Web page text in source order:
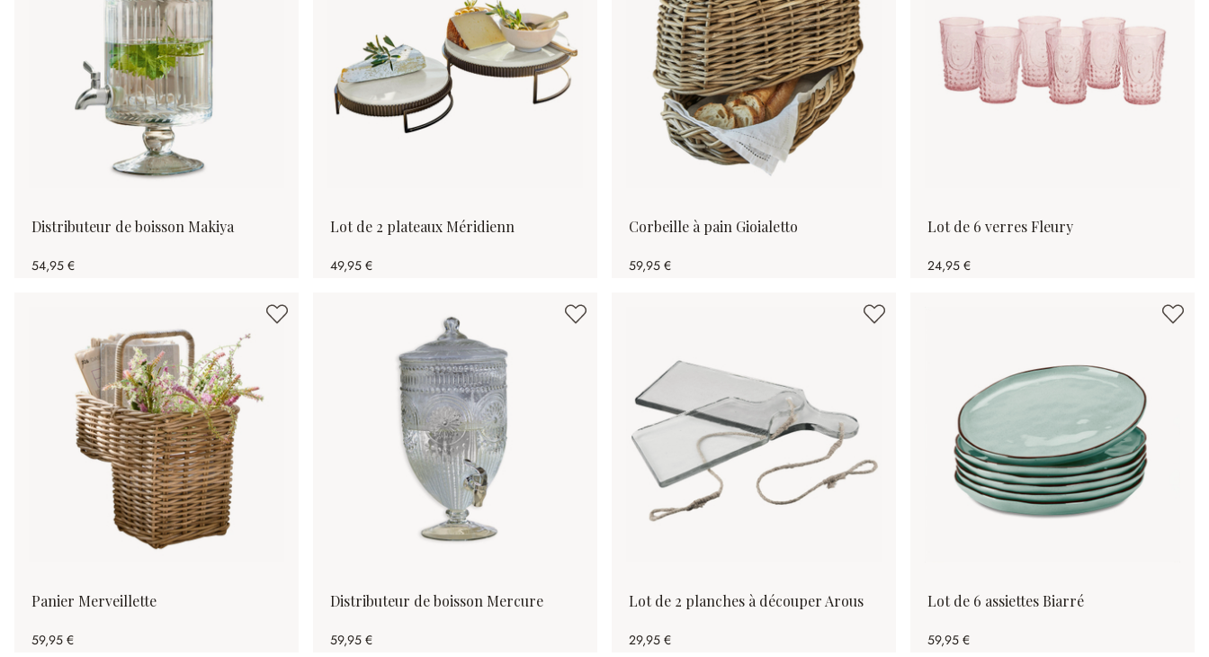
Distributeur de boisson Makiya
54,95 €
Lot de 2 plateaux Méridienn
49,95 €
Corbeille à pain Gioialetto
59,95 €
Lot de 6 verres Fleury
24,95 €
Panier Merveillette
59,95 €
Distributeur de boisson Mercure
59,95 €
Lot de 2 planches à découper Arous
29,95 €
Lot de 6 assiettes Biarré
59,95 €